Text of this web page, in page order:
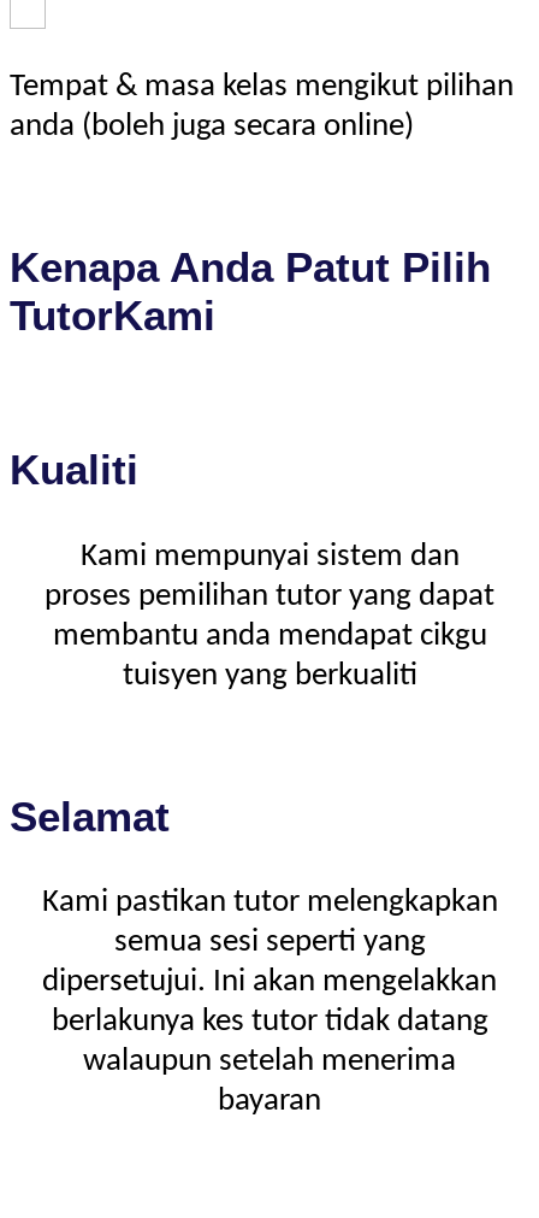
Tempat & masa kelas mengikut pilihan
anda (boleh juga secara online)
Kenapa Anda Patut Pilih
TutorKami
Kualiti
Kami mempunyai sistem dan
proses pemilihan tutor yang dapat
membantu anda mendapat cikgu
tuisyen yang berkualiti
Selamat
Kami pastikan tutor melengkapkan
semua sesi seperti yang
dipersetujui. Ini akan mengelakkan
berlakunya kes tutor tidak datang
walaupun setelah menerima
bayaran